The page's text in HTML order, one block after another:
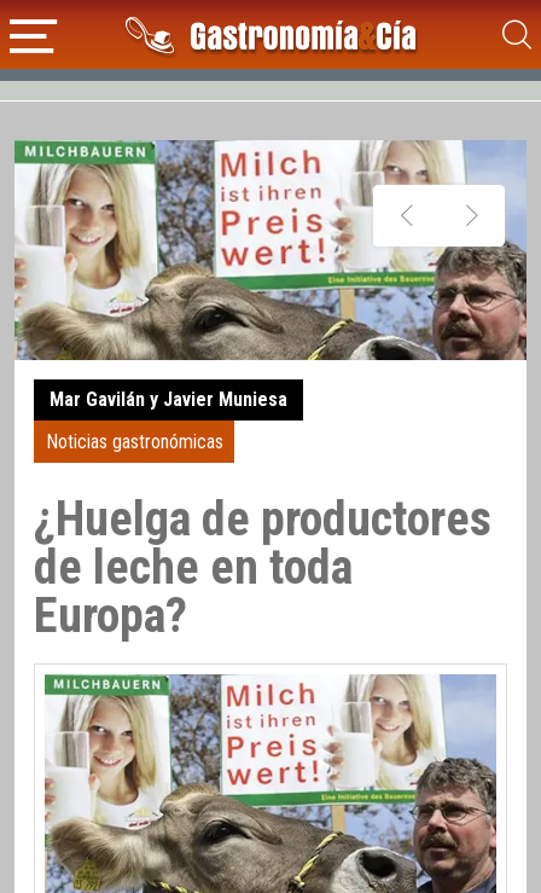
Mar Gavilán y Javier Muniesa
Noticias gastronómicas
¿Huelga de productores
de leche en toda
Europa?